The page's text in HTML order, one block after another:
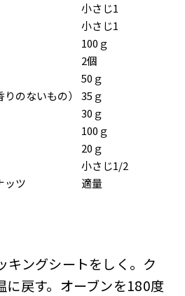
小さじ1
小さじ1
100ｇ
2個
50ｇ
のないもの）
35ｇ
30ｇ
100ｇ
20ｇ
小さじ1/2
ッツ
適量
キングシートをしく。ク
に戻す。オーブンを180度